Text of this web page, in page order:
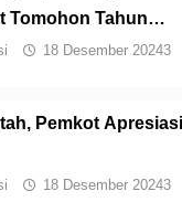
Tomohon Tahun
18 Desember 20243
Pemkot Apresiasi
18 Desember 20243